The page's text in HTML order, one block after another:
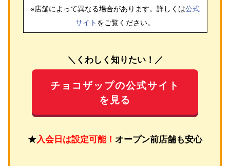
※店舗によって異なる場合があります。詳しくは公式
サイト をご覧ください。
＼くわしく知りたい！／
チョコザップの公式サイト
を見る
★入会日は設定可能！ オープン前店舗も安心